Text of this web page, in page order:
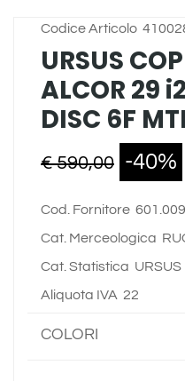
Codice Articolo
URSUS
ALCOR 29
DISC 6F
€ 590,00 -40%
Cod. Fornitore
Cat. Merceologica
Cat. Statistica URSUS
Aliquota IVA 22
COLORI